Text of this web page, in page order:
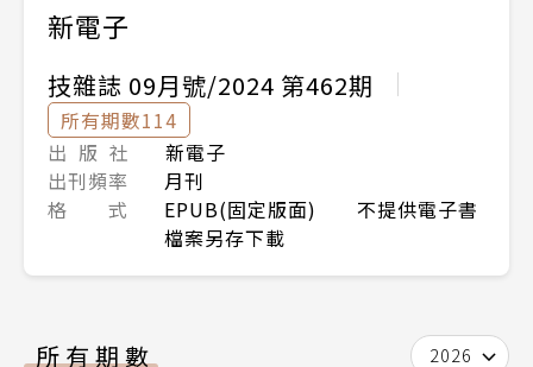
新電子
技雜誌 09月號/2024 第462期
所有期數114
出 版 社
新電子
出刊頻率
月刊
格 式
EPUB(固定版面) 不提供電子書
檔案另存下載
所有期數 2026